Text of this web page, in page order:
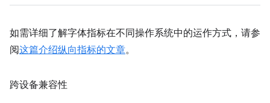
如需详细了解字体指标在不同操作系统中的运作方式，请参
阅这篇介绍纵向指标的文章。
跨设备兼容性